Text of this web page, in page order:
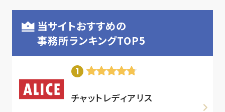
当サイトおすすめの
事務所ランキングTOP5
チャットレディアリス